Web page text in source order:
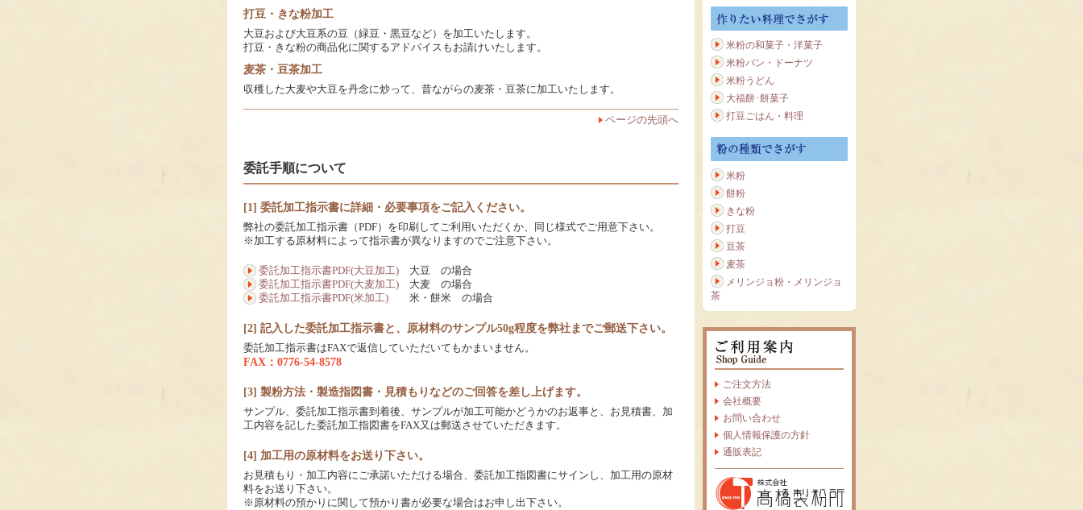
打豆・きな粉加工
大豆および大豆系の豆（緑豆・黒豆など）を加工いたします。
打豆・きな粉の商品化に関するアドバイスもお請けいたします。
麦茶・豆茶加工
収穫した大麦や大豆を丹念に炒って、昔ながらの麦茶・豆茶に加工いたします。
ページの先頭へ
委託手順について
[1] 委託加工指示書に詳細・必要事項をご記入ください。
弊社の委託加工指示書（PDF）を印刷してご利用いただくか、同じ様式でご用意下さい。
※加工する原材料によって指示書が異なりますのでご注意下さい。
委託加工指示書PDF(大豆加工) 大豆 の場合
委託加工指示書PDF(大麦加工) 大麦 の場合
委託加工指示書PDF(米加工) 米・餅米 の場合
[2] 記入した委託加工指示書と、原材料のサンプル50g程度を弊社までご郵送下さい。
委託加工指示書はFAXで返信していただいてもかまいません。
FAX：0776-54-8578
[3] 製粉方法・製造指図書・見積もりなどのご回答を差し上げます。
サンプル、委託加工指示書到着後、サンプルが加工可能かどうかのお返事と、お見積書、加
工内容を記した委託加工指図書をFAX又は郵送させていただきます。
[4] 加工用の原材料をお送り下さい。
お見積もり・加工内容にご承諾いただける場合、委託加工指図書にサインし、加工用の原材
料をお送り下さい。
※原材料の預かりに関して預かり書が必要な場合はお申し出下さい。
米粉の和菓子・洋菓子
米粉パン・ドーナツ
米粉うどん
大福餅･餅菓子
打豆ごはん・料理
米粉
餅粉
きな粉
打豆
豆茶
麦茶
メリンジョ粉・メリンジョ
茶
ご注文方法
会社概要
お問い合わせ
個人情報保護の方針
通販表記